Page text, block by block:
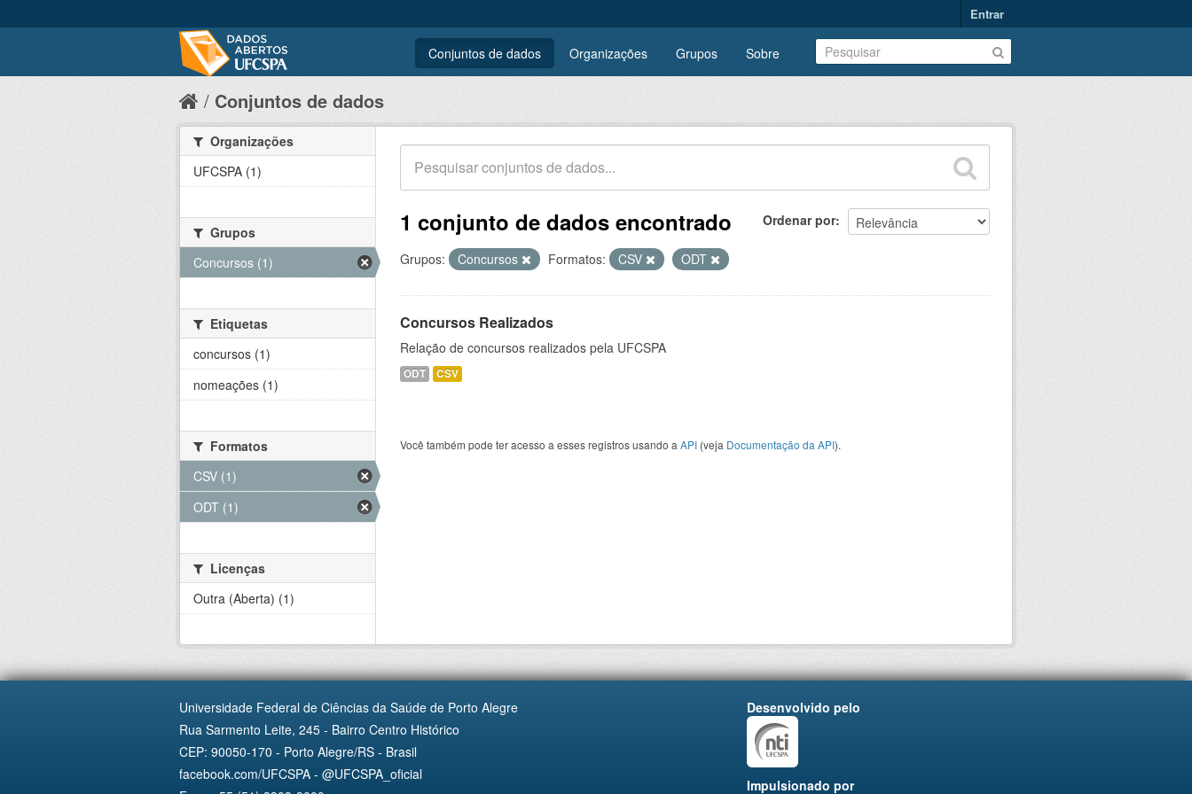
Entrar
Conjuntos de dados Organizações Grupos Sobre
Conjuntos de dados
Ordenar por
1 conjunto de dados encontrado
Grupos: Concursos Formatos: CSV ODT
Concursos Realizados
Relação de concursos realizados pela UFCSPA
ODT CSV
Você também pode ter acesso a esses registros usando a API (veja Documentação da API).
Organizações
UFCSPA (1)
Grupos
Concursos (1)
Etiquetas
concursos (1)
nomeações (1)
Formatos
CSV (1)
ODT (1)
Licenças
Outra (Aberta) (1)
Universidade Federal de Ciências da Saúde de Porto Alegre
Rua Sarmento Leite, 245 - Bairro Centro Histórico
CEP: 90050-170 - Porto Alegre/RS - Brasil
facebook.com/UFCSPA - @UFCSPA_oficial
Desenvolvido pelo
Impulsionado por